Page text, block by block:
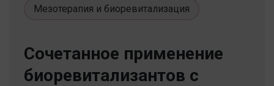
Мезотерапия и биоревитализация
Сочетанное применение
биоревитализантов с